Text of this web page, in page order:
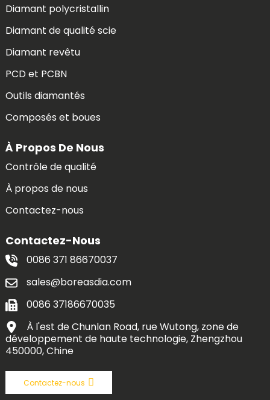
Diamant polycristallin
Diamant de qualité scie
Diamant revêtu
PCD et PCBN
Outils diamantés
Composés et boues
À Propos De Nous
Contrôle de qualité
À propos de nous
Contactez-nous
Contactez-Nous
0086 371 86670037
sales@boreasdia.com
0086 37186670035
À l'est de Chunlan Road, rue Wutong, zone de
développement de haute technologie, Zhengzhou
450000, Chine
Contactez-nous